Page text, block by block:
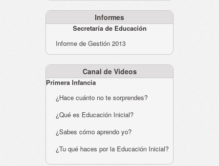
Informes
Secretaría de Educación
Informe de Gestión 2013
Canal de Videos
Primera Infancia
¿Hace cuánto no te sorprendes?
¿Qué es Educación Inicial?
¿Sabes cómo aprendo yo?
¿Tu qué haces por la Educación Inicial?